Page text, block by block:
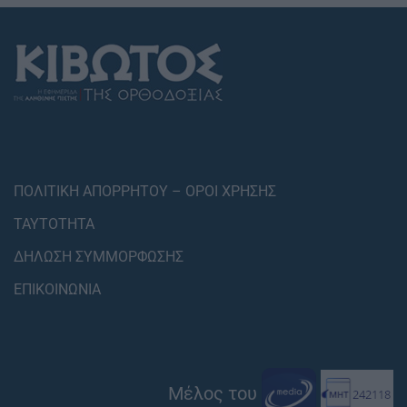
ΠΟΛΙΤΙΚΗ ΑΠΟΡΡΗΤΟΥ – ΟΡΟΙ ΧΡΗΣΗΣ
ΤΑΥΤΟΤΗΤΑ
ΔΗΛΩΣΗ ΣΥΜΜΟΡΦΩΣΗΣ
ΕΠΙΚΟΙΝΩΝΙΑ
Μέλος του